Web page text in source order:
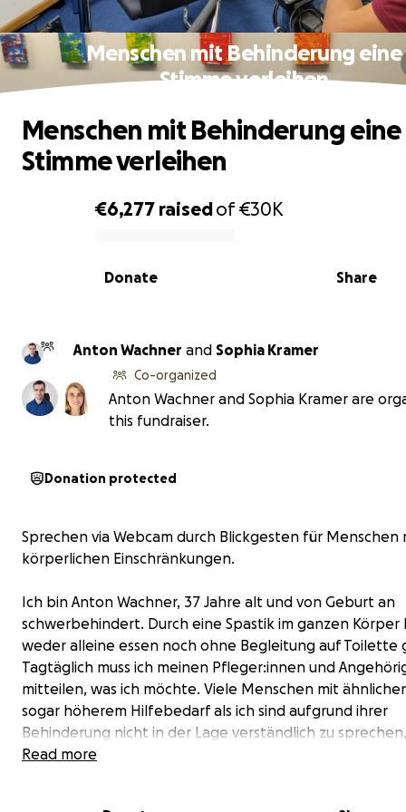
Menschen mit Behinderung eine
Stimme verleihen
0% complete
€6,277 raisedof€30K
Share
Donate
Menschen mit Behinderung eine
Stimme verleihen
Anton Wachner and Sophia Kramer
Co-organized
Anton Wachner and Sophia Kramer are
this fundraiser.
Donation protected
Sprechen via Webcam durch Blickgesten für Menschen
körperlichen Einschränkungen.
Ich bin Anton Wachner, 37 Jahre alt und von Geburt an
schwerbehindert. Durch eine Spastik im ganzen Körper
weder alleine essen noch ohne Begleitung auf Toilette
Tagtäglich muss ich meinen Pfleger:innen und
mitteilen, was ich möchte. Viele Menschen mit
sogar höherem Hilfebedarf als ich sind aufgrund ihrer
Behinderung nicht in der Lage verständlich zu
Bedürfnisse mitteilen zu können. Ich habe die Firma
Read more